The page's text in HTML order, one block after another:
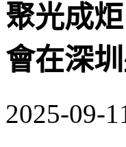
聚光成
會在深
2025-09-